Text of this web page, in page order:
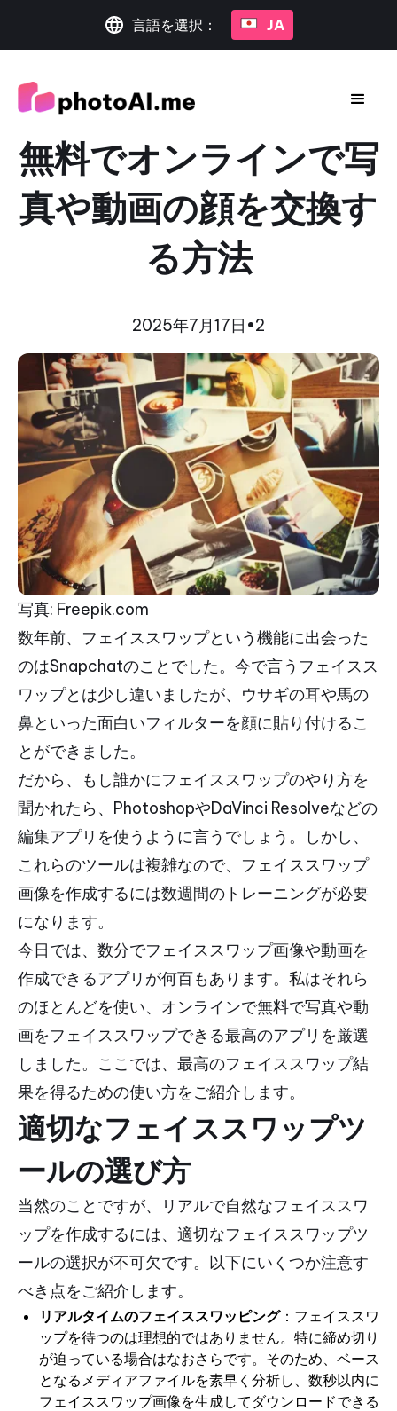
言語を選択： JA
無料でオンラインで写
真や動画の顔を交換す
る方法
2025年7月17日 •2
写真: Freepik.com
数年前、フェイススワップという機能に出会った
のはSnapchatのことでした。今で言うフェイスス
ワップとは少し違いましたが、ウサギの耳や馬の
鼻といった面白いフィルターを顔に貼り付けるこ
とができました。
だから、もし誰かにフェイススワップのやり方を
聞かれたら、PhotoshopやDaVinci Resolveなどの
編集アプリを使うように言うでしょう。しかし、
これらのツールは複雑なので、フェイススワップ
画像を作成するには数週間のトレーニングが必要
になります。
今日では、数分でフェイススワップ画像や動画を
作成できるアプリが何百もあります。私はそれら
のほとんどを使い、オンラインで無料で写真や動
画をフェイススワップできる最高のアプリを厳選
しました。ここでは、最高のフェイススワップ結
果を得るための使い方をご紹介します。
適切なフェイススワップツ
ールの選び方
当然のことですが、リアルで自然なフェイススワ
ップを作成するには、適切なフェイススワップツ
ールの選択が不可欠です。以下にいくつか注意す
べき点をご紹介します。
リアルタイムのフェイススワッピング：フェイススワ
ップを待つのは理想的ではありません。特に締め切り
が迫っている場合はなおさらです。そのため、ベース
となるメディアファイルを素早く分析し、数秒以内に
フェイススワップ画像を生成してダウンロードできる